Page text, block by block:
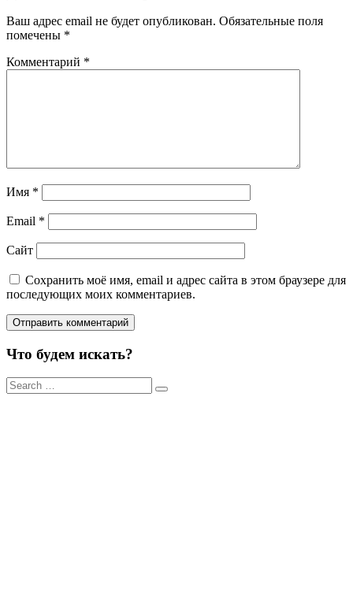
Ваш адрес email не будет опубликован. Обязательные поля
помечены *
Комментарий *
Имя *
Email *
Сайт
Сохранить моё имя, email и адрес сайта в этом браузере для
последующих моих комментариев.
Что будем искать?
Результаты
поиска